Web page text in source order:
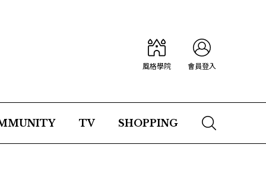
風格學院 會員登入
TV SHOPPING